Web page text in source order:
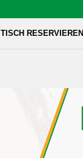
TISCH RESERVIEREN